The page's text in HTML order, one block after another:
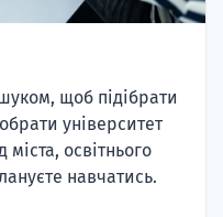
щоб підібрати
обрати університет
міста, освітнього
навчатись.